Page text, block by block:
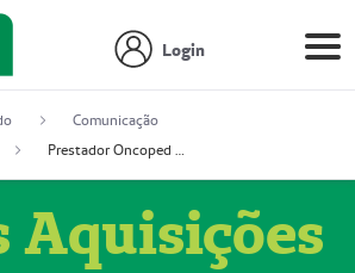
Login
Comunicação
Prestador Oncoped Serviços Médicos (51004335-0)
Aquisições